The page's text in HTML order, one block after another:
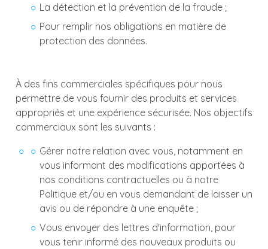
La détection et la prévention de la fraude ;
Pour remplir nos obligations en matière de
protection des données.
À des fins commerciales spécifiques pour nous
permettre de vous fournir des produits et services
appropriés et une expérience sécurisée. Nos objectifs
commerciaux sont les suivants :
Gérer notre relation avec vous, notamment en
vous informant des modifications apportées à
nos conditions contractuelles ou à notre
Politique et/ou en vous demandant de laisser un
avis ou de répondre à une enquête ;
Vous envoyer des lettres d'information, pour
vous tenir informé des nouveaux produits ou